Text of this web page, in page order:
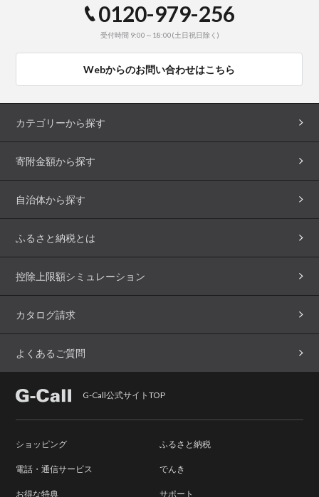
0120-979-256
受付時間 9:00～18:00(土日祝日除く)
Webからのお問い合わせはこちら
カテゴリーから探す
寄附金額から探す
自治体から探す
ふるさと納税とは
控除上限額シミュレーション
カタログ請求
よくあるご質問
G-Call公式サイトTOP
ショッピング ふるさと納税
電話・通信サービス でんき
お得な特典 サポート